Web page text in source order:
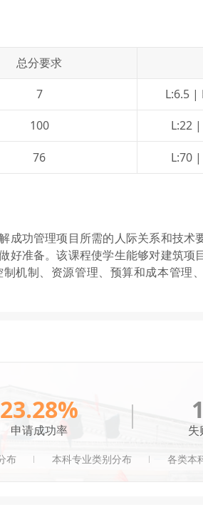
总分要求
7
L:6.5 |
100 L:22
76 L:70
成功管理项目所需的人际关系和技术
好准备。该课程使学生能够对建筑项
机制、资源管理、预算和成本管理
23.28%
申请成功率 失
布 本科专业类别分布 各类本